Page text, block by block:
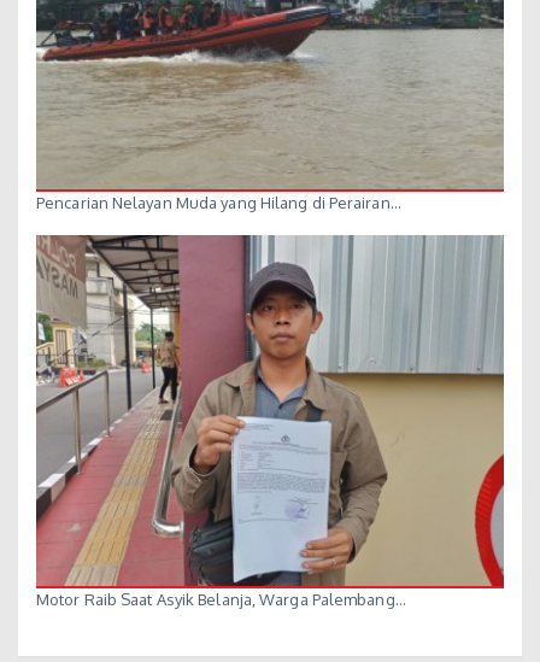
Pencarian Nelayan Muda yang Hilang di Perairan…
Motor Raib Saat Asyik Belanja, Warga Palembang…